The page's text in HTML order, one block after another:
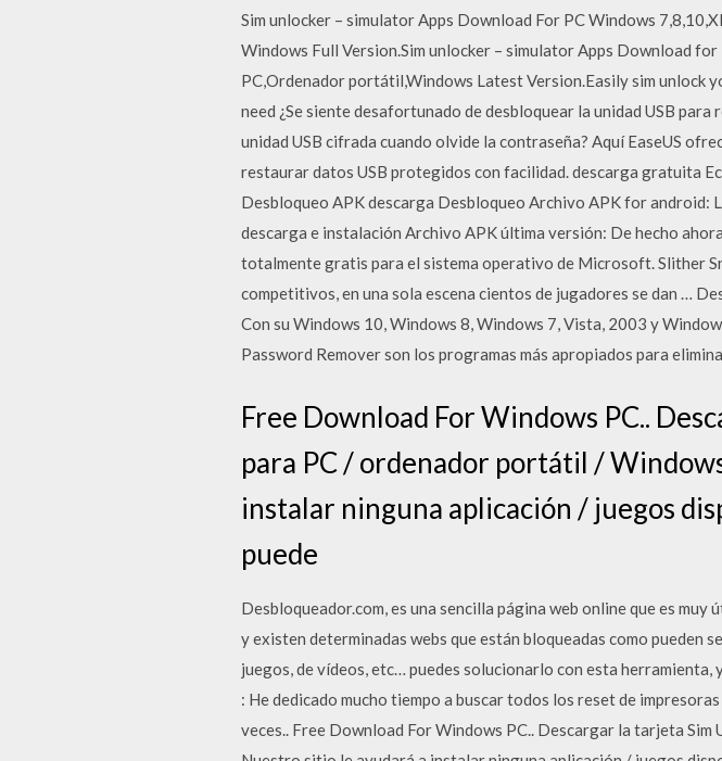
Sim unlocker – simulator Apps Download For PC Windows
Windows Full Version.Sim unlocker – simulator Apps Download
PC,Ordenador portátil,Windows Latest Version.Easily sim
need ¿Se siente desafortunado de desbloquear la unidad USB
unidad USB cifrada cuando olvide la contraseña? Aquí EaseUS
restaurar datos USB protegidos con facilidad. descarga gratuita
Desbloqueo APK descarga Desbloqueo Archivo APK for android:
descarga e instalación Archivo APK última versión: De hecho
totalmente gratis para el sistema operativo de Microsoft. Slither
competitivos, en una sola escena cientos de jugadores se dan …
Con su Windows 10, Windows 8, Windows 7, Vista, 2003 y
Password Remover son los programas más apropiados para
Free Download For Windows PC..
para PC / ordenador portátil /
instalar ninguna aplicación / juegos
puede
Desbloqueador.com, es una sencilla página web online que es
y existen determinadas webs que están bloqueadas como pueden
juegos, de vídeos, etc… puedes solucionarlo con esta
: He dedicado mucho tiempo a buscar todos los reset de
veces.. Free Download For Windows PC.. Descargar la tarjeta